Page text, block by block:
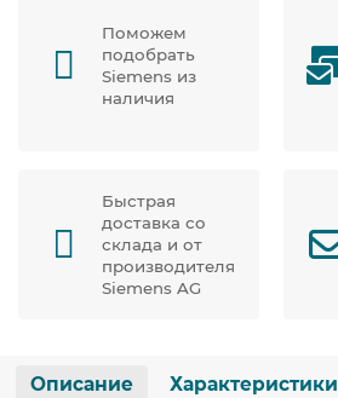
Поможем
подобрать
Siemens из
наличия
Быстрая
доставка со
склада и от
производителя
Siemens AG
Описание Характеристики